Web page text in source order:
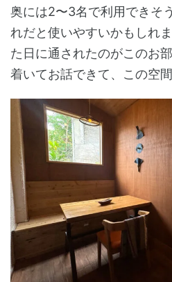
奥には2〜3名で利用できそ
れだと使いやすいかもしれ
た日に通されたのがこのお
着いてお話できて、この空